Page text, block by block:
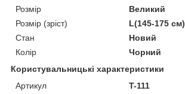
Розмір
Великий
Розмір (зріст)
L(145-175 см)
Стан
Новий
Колір
Чорний
Користувальницькі характеристики
Артикул
T-111